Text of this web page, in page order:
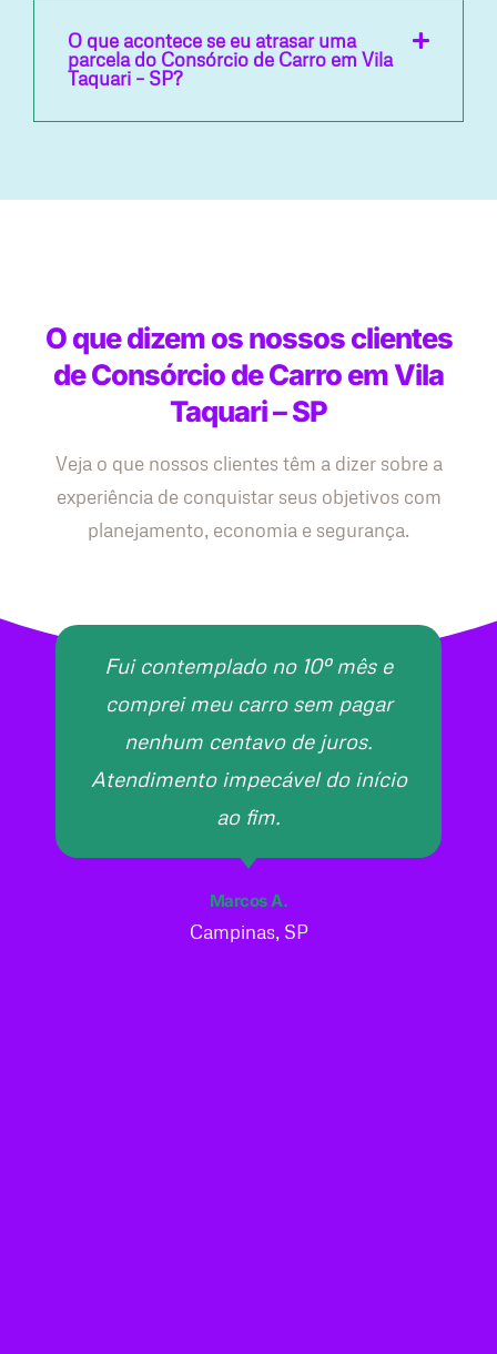
O que acontece se eu atrasar uma
parcela do Consórcio de Carro em Vila
Taquari – SP?
O que dizem os nossos clientes
de Consórcio de Carro em Vila
Taquari – SP
Veja o que nossos clientes têm a dizer sobre a
experiência de conquistar seus objetivos com
planejamento, economia e segurança.
Fui contemplado no 10º mês e
comprei meu carro sem pagar
nenhum centavo de juros.
Atendimento impecável do início
ao fim.
Marcos A.
Campinas, SP